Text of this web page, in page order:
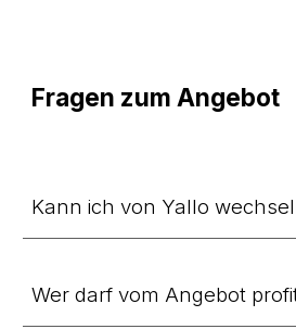
Fragen zum Angebot
Kann ich von Yallo
Wer darf vom Angebot